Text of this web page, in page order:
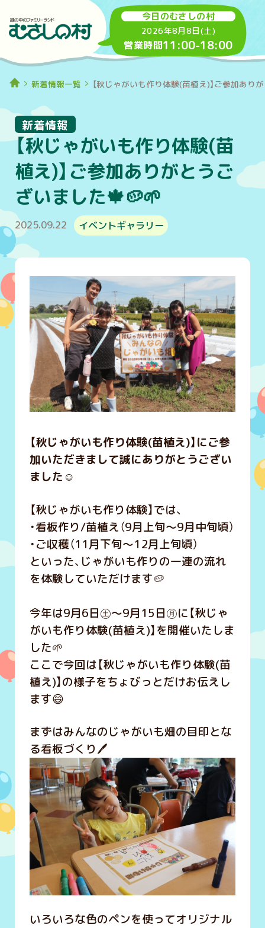
今日のむさしの村
2026年8月8日(土)
営業時間11:00-18:00
新着情報一覧 【秋じゃがいも作り体験(苗植え)】ご参加あり
【秋じゃがいも作り体験(苗
植え)】ご参加ありがとうご
ざいました🍁🥔🌱
新着情報
2025.09.22 イベントギャラリー
【秋じゃがいも作り体験(苗植え)】にご参
加いただきまして誠にありがとうござい
ました ☺️
【秋じゃがいも作り体験】では、
・看板作り/苗植え（9月上旬～9月中旬頃）
・ご収穫（11月下旬～12月上旬頃）
といった、じゃがいも作りの一連の流れ
を体験していただけます🥔
今年は9月6日㊏～9月15日㊊に【秋じゃ
がいも作り体験(苗植え)】を開催いたしま
した🌱
ここで今回は【秋じゃがいも作り体験(苗
植え)】の様子をちょびっとだけお伝えし
ます😄
まずはみんなのじゃがいも畑の目印とな
る看板づくり🖊
いろいろな色のペンを使ってオリジナル